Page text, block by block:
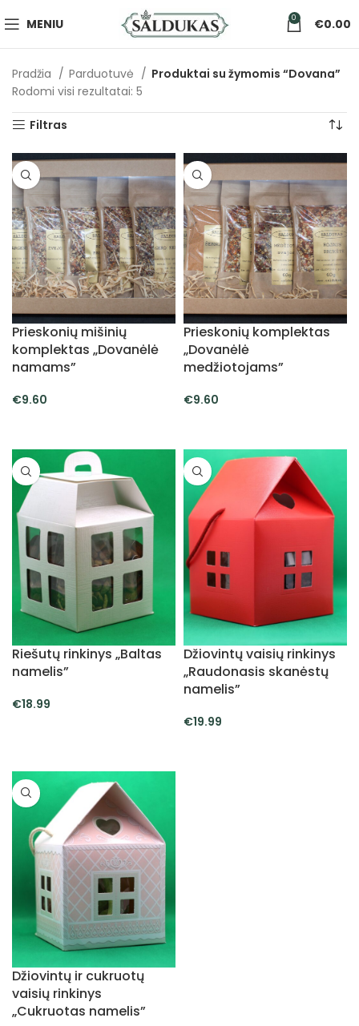
MENIU 0 €0.00
Pradžia Parduotuvė
Produktai su žymomis “Dovana”
Rodomi visi rezultatai: 5
Filtras
Prieskonių mišinių
komplektas „Dovanėlė
namams”
€9.60
Prieskonių komplektas
„Dovanėlė
medžiotojams”
€9.60
Riešutų rinkinys „Baltas
namelis”
€18.99
Džiovintų vaisių rinkinys
„Raudonasis skanėstų
namelis”
€19.99
Džiovintų ir cukruotų
vaisių rinkinys
„Cukruotas namelis”